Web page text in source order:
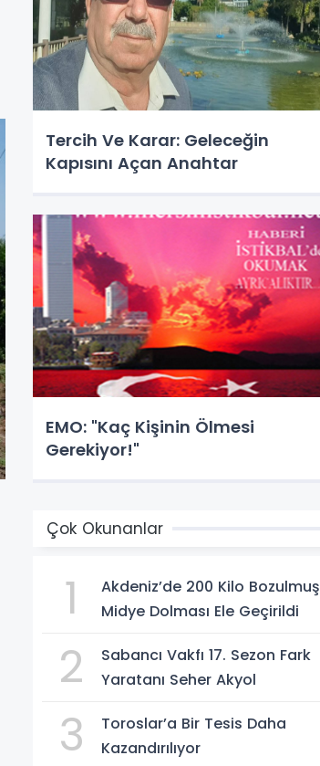
Tercih Ve Karar: Geleceğin
Kapısını Açan Anahtar
EMO: "Kaç Kişinin Ölmesi
Gerekiyor!"
Çok Okunanlar
1
Akdeniz’de 200 Kilo Bozulmuş
Midye Dolması Ele Geçirildi
2
Sabancı Vakfı 17. Sezon Fark
Yaratanı Seher Akyol
3
Toroslar’a Bir Tesis Daha
Kazandırılıyor